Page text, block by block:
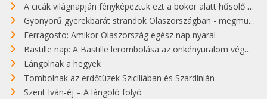
A cicák világnapján fényképeztük ezt a bokor alatt hűsölő cicát Kisorosziban
Gyönyörű gyerekbarát strandok Olaszországban - megmutatjuk a 15 legjobbat
Ferragosto: Amikor Olaszország egész nap nyaral
Bastille nap: A Bastille lerombolása az önkényuralom végét jelentette
Lángolnak a hegyek
Tombolnak az erdőtüzek Szicíliában és Szardínián
Szent Iván-éj – A lángoló folyó